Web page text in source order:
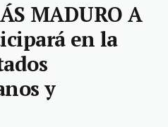
MADURO A
en la
y